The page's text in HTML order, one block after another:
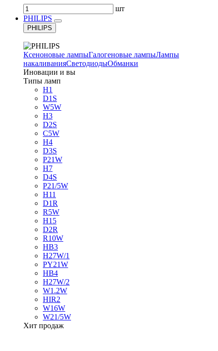
шт
PHILIPS
PHILIPS
Ксеноновые лампыГалогеновые лампыЛампы
накаливанияСветодиодыОбманки
Иновации и вы
Типы ламп
H1
D1S
W5W
H3
D2S
C5W
H4
D3S
P21W
H7
D4S
P21/5W
H11
D1R
R5W
H15
D2R
R10W
HB3
H27W/1
PY21W
HB4
H27W/2
W1.2W
HIR2
W16W
W21/5W
Хит продаж